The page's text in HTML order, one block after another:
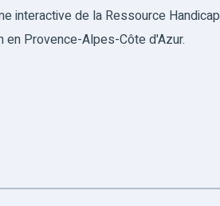
interactive de la Ressource Handicap
en Provence-Alpes-Côte d'Azur.